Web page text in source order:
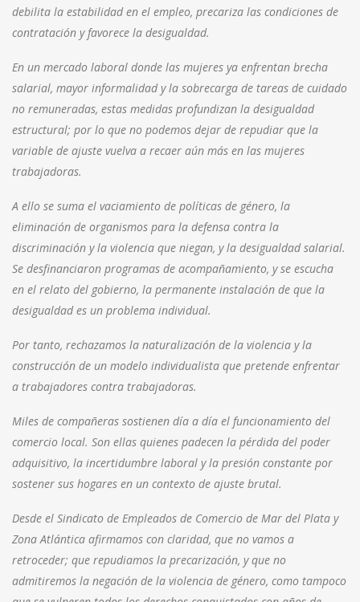
debilita la estabilidad en el empleo, precariza las condiciones de
contratación y favorece la desigualdad.
En un mercado laboral donde las mujeres ya enfrentan brecha
salarial, mayor informalidad y la sobrecarga de tareas de cuidado
no remuneradas, estas medidas profundizan la desigualdad
estructural; por lo que no podemos dejar de repudiar que la
variable de ajuste vuelva a recaer aún más en las mujeres
trabajadoras.
A ello se suma el vaciamiento de políticas de género, la
eliminación de organismos para la defensa contra la
discriminación y la violencia que niegan, y la desigualdad salarial.
Se desfinanciaron programas de acompañamiento, y se escucha
en el relato del gobierno, la permanente instalación de que la
desigualdad es un problema individual.
Por tanto, rechazamos la naturalización de la violencia y la
construcción de un modelo individualista que pretende enfrentar
a trabajadores contra trabajadoras.
Miles de compañeras sostienen día a día el funcionamiento del
comercio local. Son ellas quienes padecen la pérdida del poder
adquisitivo, la incertidumbre laboral y la presión constante por
sostener sus hogares en un contexto de ajuste brutal.
Desde el Sindicato de Empleados de Comercio de Mar del Plata y
Zona Atlántica afirmamos con claridad, que no vamos a
retroceder; que repudiamos la precarización, y que no
admitiremos la negación de la violencia de género, como tampoco